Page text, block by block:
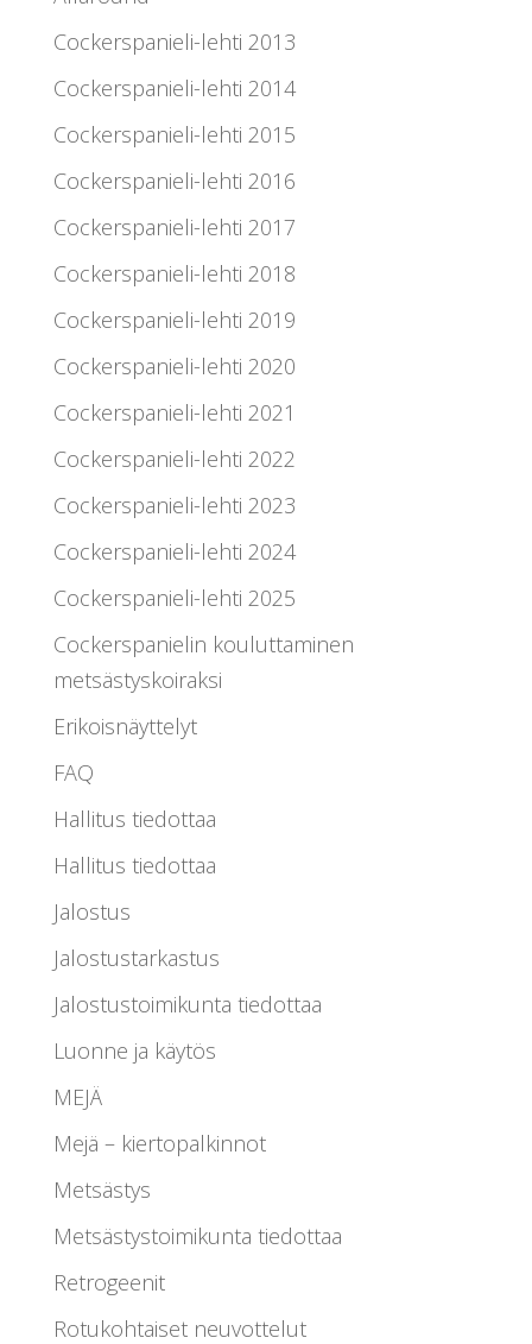
Cockerspanieli-lehti 2013
Cockerspanieli-lehti 2014
Cockerspanieli-lehti 2015
Cockerspanieli-lehti 2016
Cockerspanieli-lehti 2017
Cockerspanieli-lehti 2018
Cockerspanieli-lehti 2019
Cockerspanieli-lehti 2020
Cockerspanieli-lehti 2021
Cockerspanieli-lehti 2022
Cockerspanieli-lehti 2023
Cockerspanieli-lehti 2024
Cockerspanieli-lehti 2025
Cockerspanielin kouluttaminen
metsästyskoiraksi
Erikoisnäyttelyt
FAQ
Hallitus tiedottaa
Hallitus tiedottaa
Jalostus
Jalostustarkastus
Jalostustoimikunta tiedottaa
Luonne ja käytös
MEJÄ
Mejä – kiertopalkinnot
Metsästys
Metsästystoimikunta tiedottaa
Retrogeenit
Rotukohtaiset neuvottelut